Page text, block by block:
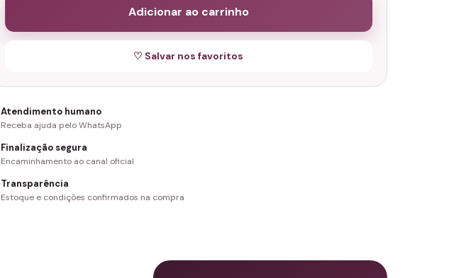
Adicionar ao carrinho
♡ Salvar nos favoritos
Atendimento humano
Receba ajuda pelo WhatsApp
Finalização segura
Encaminhamento ao canal oficial
Transparência
Estoque e condições confirmados na compra